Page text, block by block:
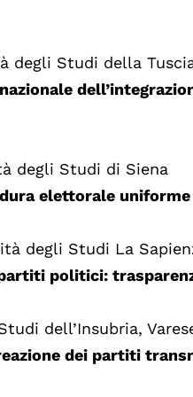
degli Studi della
degli Studi di Siena
elettorale
degli Studi La
politici:
dell’Insubria,
dei partiti